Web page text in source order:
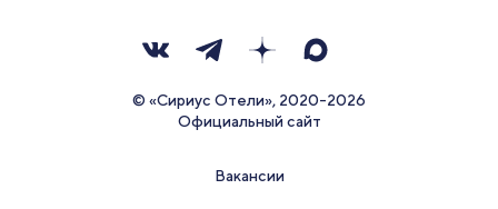
© «Сириус Отели», 2020-2026
Официальный сайт
Вакансии